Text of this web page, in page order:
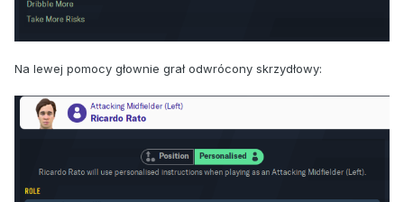
Na lewej pomocy głownie grał odwrócony skrzydłowy: